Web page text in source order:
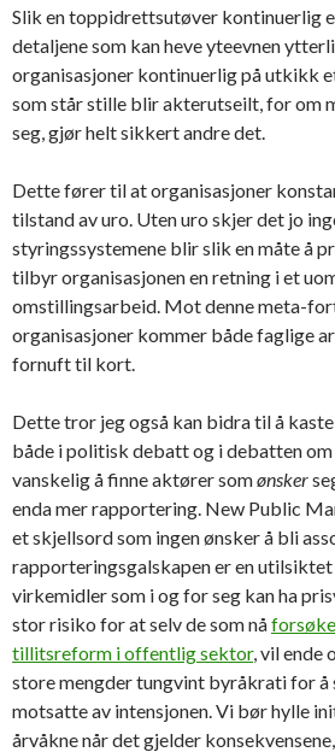
Slik en toppidrettsutøver kontinuerlig
detaljene som kan heve yteevnen
organisasjoner kontinuerlig på utkikk
som står stille blir akterutseilt, for om
seg, gjør helt sikkert andre det.
Dette fører til at organisasjoner
tilstand av uro. Uten uro skjer det jo
styringssystemene blir slik en måte å
tilbyr organisasjonen en retning i et
omstillingsarbeid. Mot denne meta-
organisasjoner kommer både faglige
fornuft til kort.
Dette tror jeg også kan bidra til å
både i politisk debatt og i debatten
vanskelig å finne aktører somønsker
enda mer rapportering. New Public
et skjellsord som ingen ønsker å bli
rapporteringsgalskapen er en utilsiktet
virkemidler som i og for seg kan ha
stor risiko for at selv de som nå
tillitsreform i offentlig sektor, vil ende
store mengder tungvint byråkrati for
motsatte av intensjonen. Vi bør hylle
årvåkne når det gjelder